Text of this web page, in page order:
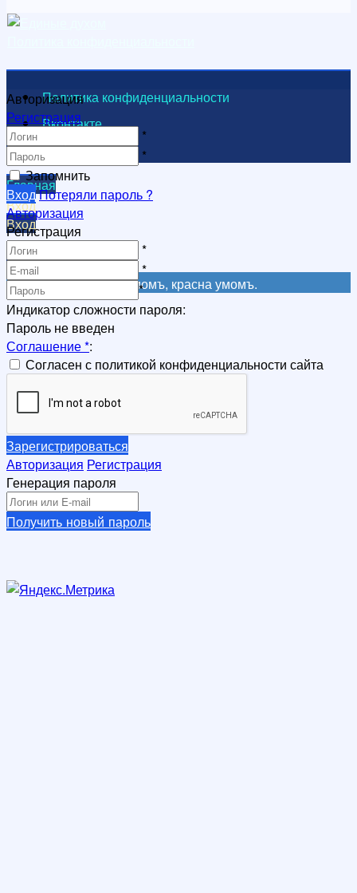
Политика конфиденциальности
Вконтакте
Видеоканал
Главная
Вход
Вход
Регистрация
Регистрация
Не красна книга письмомъ, красна умомъ.
Авторизация
Регистрация
*
*
Запомнить
ВходПотеряли пароль ?
Авторизация
Регистрация
*
*
*
Индикатор сложности пароля:
Пароль не введен
Соглашение*:
Согласен с политикой конфиденциальности сайта
Зарегистрироваться
Авторизация Регистрация
Генерация пароля
Получить новый пароль